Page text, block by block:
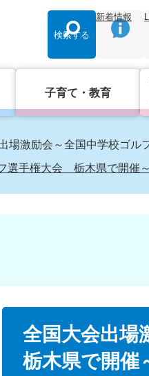
検索する
新着情報
子育て・教育
場激励会～全国中学校ゴ
選手権大会 栃木県で開催～
全国大会出場
栃木県で開催